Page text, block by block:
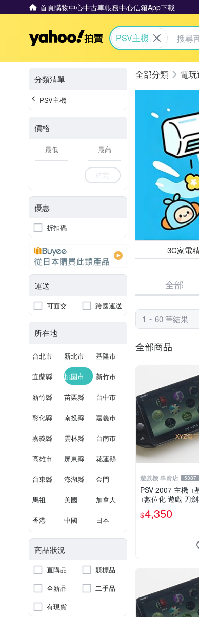
首頁購物中心中古車帳務中心信箱App下載
Yahoo拍賣
PSV主機
分類清單
PSV主機
價格
-
確定
優惠
折扣碼
運送
可面交 跨國運送
所在地
台北市 新北市 基隆市
宜蘭縣 桃園市 新竹市
新竹縣 苗栗縣 台中市
彰化縣 南投縣 嘉義市
嘉義縣 雲林縣 台南市
高雄市 屏東縣 花蓮縣
台東縣 澎湖縣 金門
馬祖 美國 加拿大
香港 中國 日本
商品狀況
直購品
競標品
全新品
二手品
有現貨
電
3C家電
全部
1 ~ 60 筆結果
全部商品
遊戲機 專賣店 5387
PSV 2007 主機 +
+數位化 遊戲 刀劍神
幻界 保修一年
$4,350